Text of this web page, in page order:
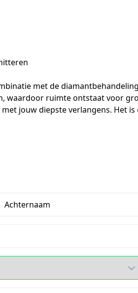
met de
waardoor ruimte ontstaat voor
jouw diepste verlangens. Het
Achternaam